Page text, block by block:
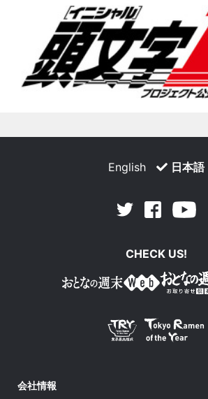
English 日本語
Twitter Facebook
CHECK US!
会社情報